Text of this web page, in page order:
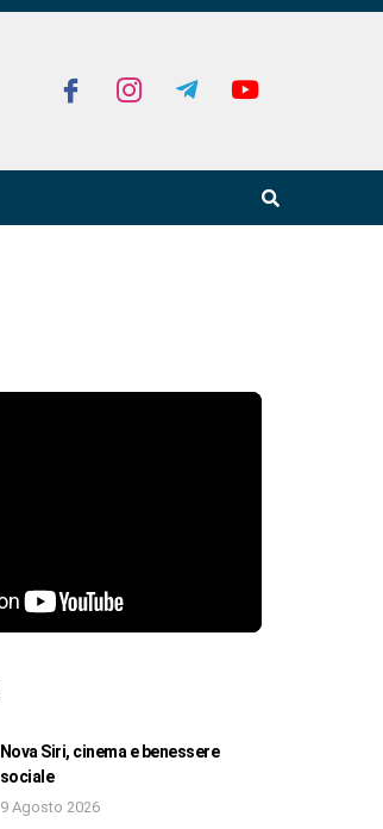
Nova Siri, cinema e benessere
sociale
9 Agosto 2026